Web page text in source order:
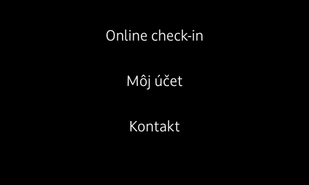
Online check-in
Môj účet
Kontakt